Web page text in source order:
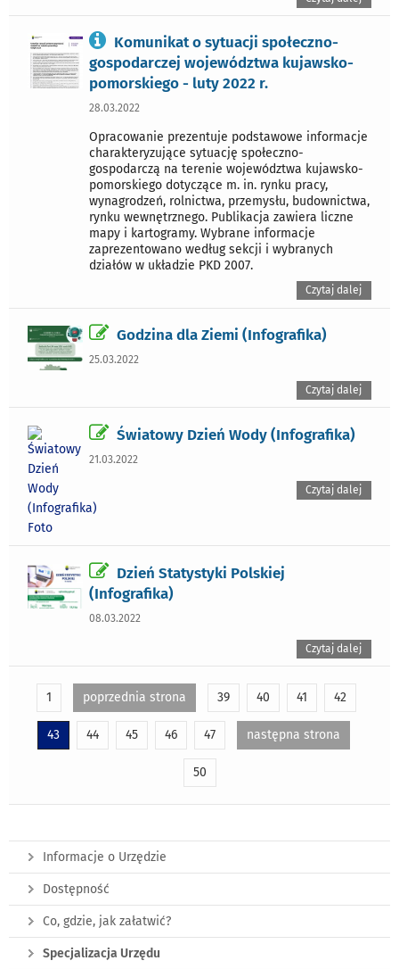
Komunikat o sytuacji społeczno-
gospodarczej województwa kujawsko-
pomorskiego - luty 2022 r.
28.03.2022
Opracowanie prezentuje podstawowe informacje
charakteryzujące sytuację społeczno-
gospodarczą na terenie województwa kujawsko-
pomorskiego dotyczące m. in. rynku pracy,
wynagrodzeń, rolnictwa, przemysłu, budownictwa,
rynku wewnętrznego. Publikacja zawiera liczne
mapy i kartogramy. Wybrane informacje
zaprezentowano według sekcji i wybranych
działów w układzie PKD 2007.
Czytaj dalej
Godzina dla Ziemi (Infografika)
25.03.2022
Czytaj dalej
Światowy Dzień Wody (Infografika)
21.03.2022
Czytaj dalej
Dzień Statystyki Polskiej
(Infografika)
08.03.2022
Czytaj dalej
1 poprzednia strona 39 40 41 42
43 44 45 46 47 następna strona
50
Informacje o Urzędzie
Dostępność
Co, gdzie, jak załatwić?
Specjalizacja Urzędu